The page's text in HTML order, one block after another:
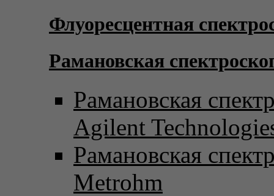
Флуоресцентная
Рамановская
Рамановская
Agilent
Рамановская
Metrohm